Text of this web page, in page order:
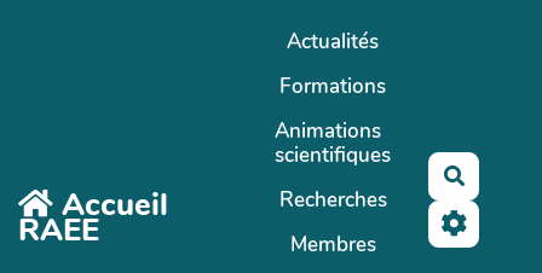
Accueil
RAEE
Actualités
Formations
Animations
scientifiques
Recherches
Membres